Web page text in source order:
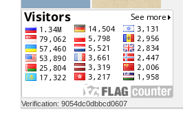
Verification: 9054dc0dbbcd0607